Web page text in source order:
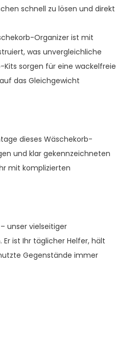
schnell zu lösen und direkt
Organizer ist mit
was unvergleichliche
sorgen für eine wackelfreie
das Gleichgewicht
dieses Wäschekorb-
und klar gekennzeichneten
mit komplizierten
unser vielseitiger
ist Ihr täglicher Helfer, hält
Gegenstände immer